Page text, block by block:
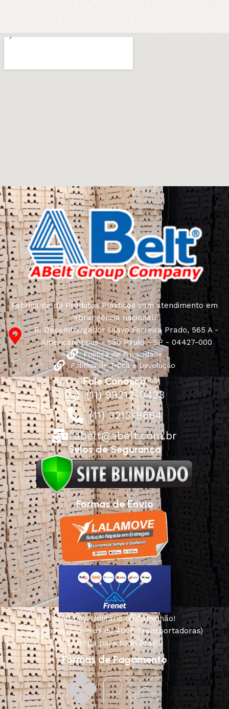
Fabricante de Produtos Plásticos com atendimento em
abrangência nacional!
R. Desembargador Olavo Ferreira Prado, 565 A -
Americanópolis - São Paulo - SP - 04427-000
Política de Privacidade
Política de Troca e Devolução
Fale Conosco
(11) 99212-0433
(11) 3213-9664
abelt@abelt.com.br
Selos de Segurança
Formas de Envio
Motoboy, Utilitário ou Caminhão!
(Lalamove, Correios ou 400+ Transportadoras)
Entrega para todo Brasil!
Formas de Pagamento